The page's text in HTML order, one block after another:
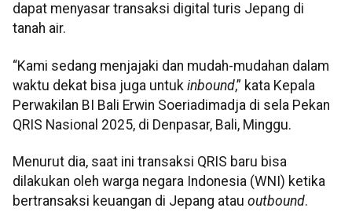
dapat menyasar transaksi digital turis Jepang di
tanah air.
“Kami sedang menjajaki dan mudah-mudahan dalam
waktu dekat bisa juga untuk inbound,” kata Kepala
Perwakilan BI Bali Erwin Soeriadimadja di sela Pekan
QRIS Nasional 2025, di Denpasar, Bali, Minggu.
Menurut dia, saat ini transaksi QRIS baru bisa
dilakukan oleh warga negara Indonesia (WNI) ketika
bertransaksi keuangan di Jepang atau outbound.